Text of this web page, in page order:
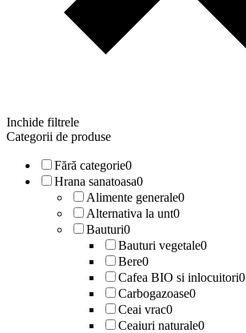
Inchide filtrele
Categorii de produse
Fără categorie0
Hrana sanatoasa0
Alimente generale0
Alternativa la unt0
Bauturi0
Bauturi vegetale0
Bere0
Cafea BIO si inlocuitori0
Carbogazoase0
Ceai vrac0
Ceaiuri naturale0